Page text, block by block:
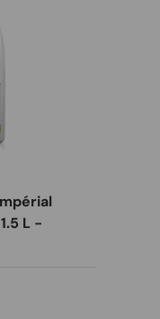
L -